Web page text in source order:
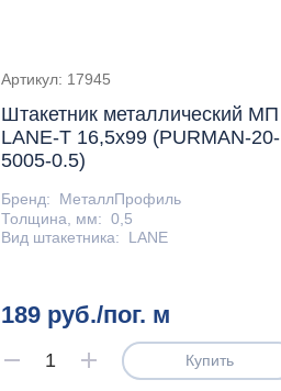
Артикул: 17945
Штакетник металлический МП
LАNE-T 16,5х99 (PURMAN-20-
5005-0.5)
Бренд:
МеталлПрофиль
Толщина, мм: 0,5
Вид штакетника:
LАNE
189 руб./пог. м
Купить